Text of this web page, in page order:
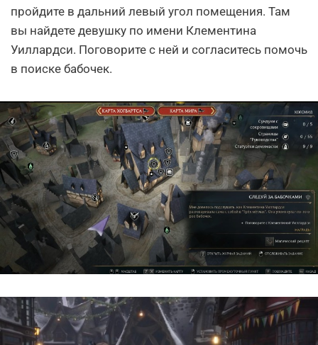
пройдите в дальний левый угол помещения. Там
вы найдете девушку по имени Клементина
Уиллардси. Поговорите с ней и согласитесь помочь
в поиске бабочек.